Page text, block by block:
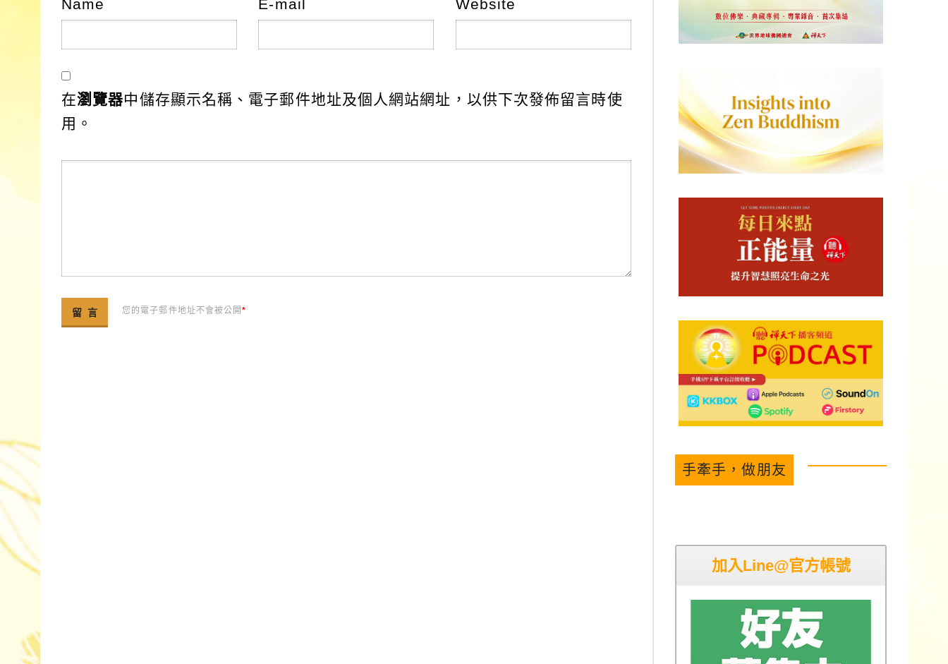
Name E-mail Website
在瀏覽器中儲存顯示名稱、電子郵件地址及個人網站網址，以供下次發佈留言時使
用。
您的電子郵件地址不會被公開*
手牽手，做朋友
加入Line@官方帳號